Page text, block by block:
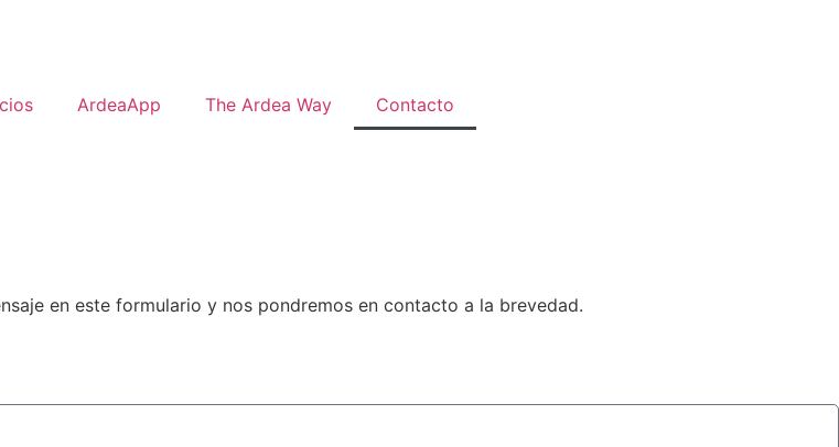
ArdeaApp The Ardea Way Contacto
en este formulario y nos pondremos en contacto a la brevedad.